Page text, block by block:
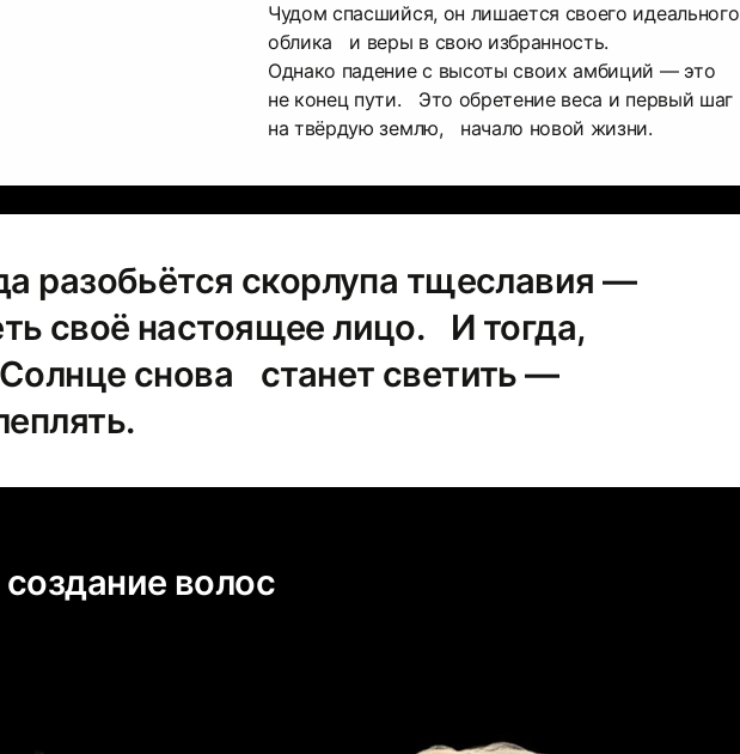
Чудом спасшийся, он лишается своего идеального
облика и веры в свою избранность.
Однако падение с высоты своих амбиций — это
не конец пути. Это обретение веса и первый шаг
на твёрдую землю, начало новой жизни.
разобьётся скорлупа тщеславия —
своё настоящее лицо. И тогда,
снова станет светить —
волос